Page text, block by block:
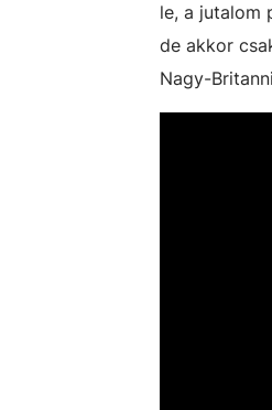
le, a jutalom
de akkor
Nagy-